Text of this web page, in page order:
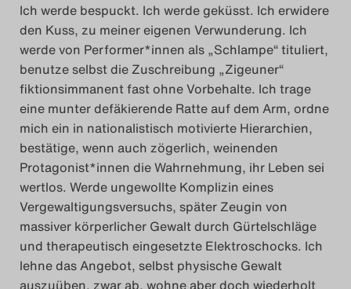
Ich werde bespuckt. Ich werde geküsst. Ich erwidere
den Kuss, zu meiner eigenen Verwunderung. Ich
werde von Performer*innen als „Schlampe“ tituliert,
benutze selbst die Zuschreibung „Zigeuner“
fiktionsimmanent fast ohne Vorbehalte. Ich trage
eine munter defäkierende Ratte auf dem Arm, ordne
mich ein in nationalistisch motivierte Hierarchien,
bestätige, wenn auch zögerlich, weinenden
Protagonist*innen die Wahrnehmung, ihr Leben sei
wertlos. Werde ungewollte Komplizin eines
Vergewaltigungsversuchs, später Zeugin von
massiver körperlicher Gewalt durch Gürtelschläge
und therapeutisch eingesetzte Elektroschocks. Ich
lehne das Angebot, selbst physische Gewalt